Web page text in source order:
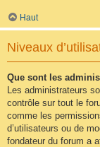
Haut
Niveaux
Que sont les
Les administrateurs
contrôle sur tout le
comme les
d’utilisateurs ou de
fondateur du forum a